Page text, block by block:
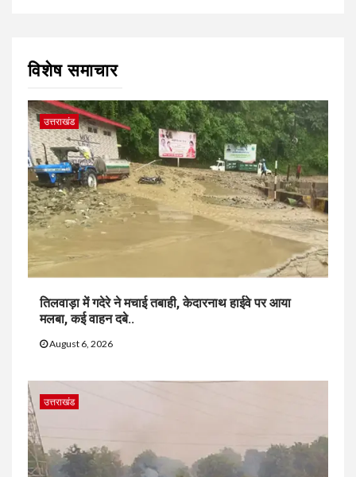
विशेष समाचार
उत्तराखंड
तिलवाड़ा में गदेरे ने मचाई तबाही, केदारनाथ हाईवे पर आया
मलबा, कई वाहन दबे..
August 6, 2026
उत्तराखंड